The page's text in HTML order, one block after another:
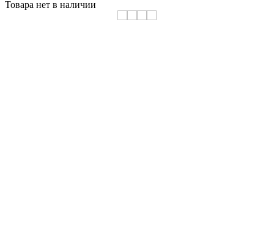
Товара нет в наличии